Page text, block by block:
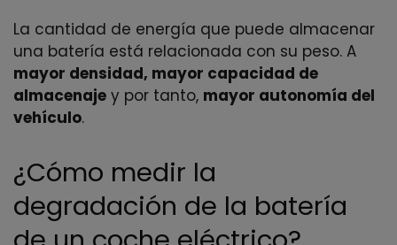
La cantidad de energía que puede almacenar
una batería está relacionada con su peso. A
mayor densidad, mayor capacidad de
almacenaje y por tanto, mayor autonomía del
vehículo.
¿Cómo medir la
degradación de la batería